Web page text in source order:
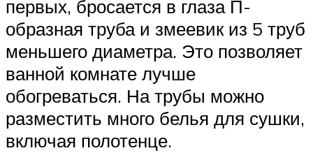
первых, бросается в глаза П-
образная труба и змеевик из 5 труб
меньшего диаметра. Это позволяет
ванной комнате лучше
обогреваться. На трубы можно
разместить много белья для сушки,
включая полотенце.